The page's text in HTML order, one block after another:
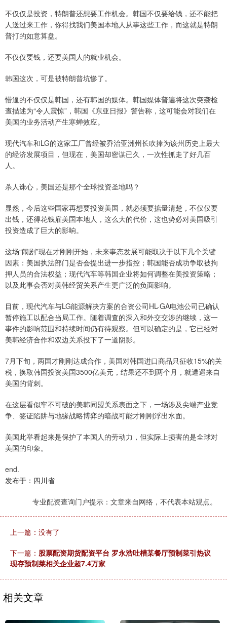
不仅仅是投资，特朗普还想要工作机会。韩国不仅要给钱，还不能把
人送过来工作，你得找我们美国本地人从事这些工作，而这就是特朗
普打的如意算盘。
不仅仅要钱，还要美国人的就业机会。
韩国这次，可是被特朗普坑惨了。
懵逼的不仅仅是韩国，还有韩国的媒体。韩国媒体普遍将这次突袭检
查描述为“令人震惊”，韩国《东亚日报》警告称，这可能会对我们在
美国的业务活动产生寒蝉效应。
现代汽车和LG的这家工厂曾经被乔治亚洲州长吹捧为该州历史上最大
的经济发展项目，但现在，美国却密谋已久，一次性抓走了好几百
人。
杀人诛心，美国还是那个全球投资圣地吗？
显然，今后这些国家再想要投资美国，就必须要掂量清楚，不仅仅要
出钱，还得花钱雇美国本地人，这么大的代价，这也势必对美国吸引
投资造成了巨大的影响。
这场“闹剧”现在才刚刚开始，未来事态发展可能取决于以下几个关键
因素：美国执法部门是否会提出进一步指控；韩国能否成功争取被拘
押人员的合法权益；现代汽车等韩国企业将如何调整在美投资策略；
以及此事会否对美韩经贸关系产生更广泛的负面影响。
目前，现代汽车与LG能源解决方案的合资公司HL-GA电池公司已确认
暂停施工以配合当局工作。随着调查的深入和外交交涉的继续，这一
事件的影响范围和持续时间仍有待观察。但可以确定的是，它已经对
美韩经济合作和双边关系投下了一道阴影。
7月下旬，两国才刚刚达成合作，美国对韩国进口商品只征收15%的关
税，换取韩国投资美国3500亿美元，结果还不到两个月，就遭遇来自
美国的背刺。
在这层看似牢不可破的美韩同盟关系表面之下，一场涉及尖端产业竞
争、签证陷阱与地缘战略博弈的暗战可能才刚刚浮出水面。
美国此举看起来是保护了本国人的劳动力，但实际上损害的是全球对
美国的印象。
end.
发布于：四川省
专业配资查询门户提示：文章来自网络，不代表本站观点。
上一篇：没有了
下一篇： 股票配资期货配资平台 罗永浩吐槽某餐厅预制菜引热议
现存预制菜相关企业超7.4万家
相关文章